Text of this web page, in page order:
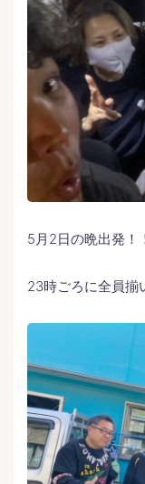
5月2日の晩出発！
23時ごろに全員揃